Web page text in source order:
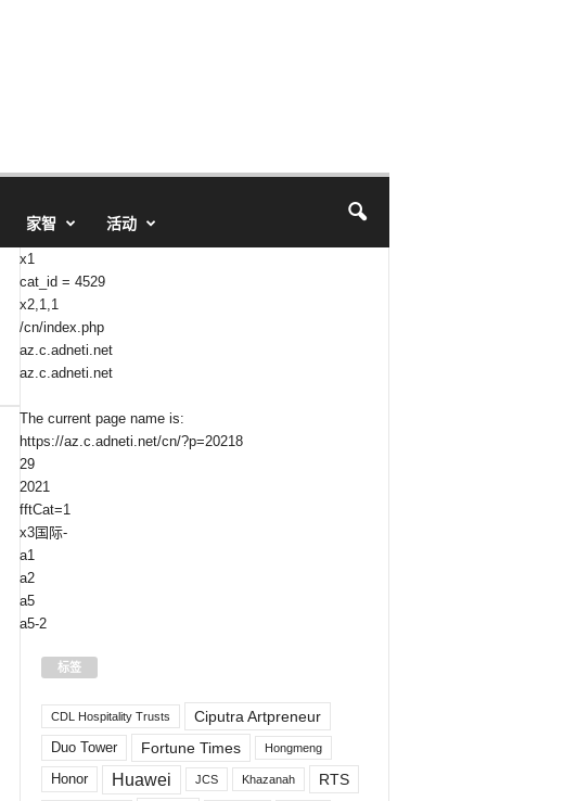
家智 活动
x1
cat_id = 4529
x2,1,1
/cn/index.php
az.c.adneti.net
az.c.adneti.net
The current page name is:
https://az.c.adneti.net/cn/?p=20218
29
2021
fftCat=1
x3国际-
a1
a2
a5
a5-2
标签
CDL Hospitality Trusts Ciputra Artpreneur
Duo Tower Fortune Times Hongmeng
Honor Huawei JCS Khazanah RTS